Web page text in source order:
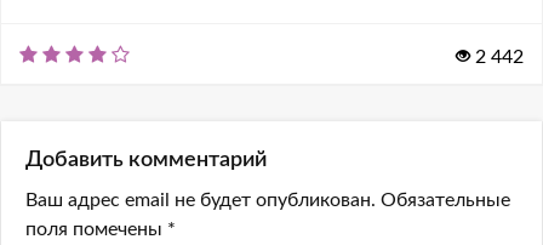
2 442
Добавить комментарий
Ваш адрес email не будет опубликован. Обязательные
поля помечены *